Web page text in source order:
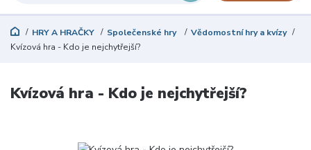
HRY A HRAČKY Společenské hry
Vědomostní hry a kvízy
Kvízová hra - Kdo je nejchytřejší?
Kvízová hra - Kdo je nejchytřejší?